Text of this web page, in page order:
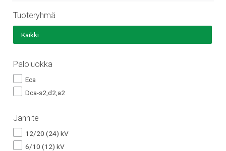
Tuoteryhmä
Kaikki
Paloluokka
Eca
Dca-s2,d2,a2
Jännite
12/20 (24) kV
6/10 (12) kV